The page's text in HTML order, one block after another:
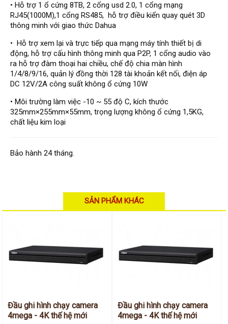
access control
Khóa điện tử VIRO
Khóa điện tử KBVISION
Access control Syris
Giải pháp
LẮP ĐẶT CAMERA TRỌN GÓI
BÁO ĐỘNG CHỐNG TRỘM
GIẢI PHÁP GIÁM SÁT RA VÀO
GIẢI PHÁP NHỎ TRỌN GÓI
Hỗ trợ kỹ thuật
Tài liệu kỹ thuật
Tin tức
• Hỗ trợ 1 ổ cứng 8TB, 2 cổng usd 2.0, 1 cổng mạng
RJ45(1000M),1 cổng RS485, hỗ trợ điều kiển quay quét 3D
thông minh với giao thức Dahua
• Hỗ trợ xem lại và trực tiếp qua mạng máy tính thiết bị di
động, hỗ trợ cấu hình thông minh qua P2P, 1 cổng audio vào
ra hỗ trợ đàm thoại hai chiều, chế độ chia màn hình
1/4/8/9/16, quản lý đồng thời 128 tài khoản kết nối, điện áp
DC 12V/2A công suất không ổ cứng 10W
• Môi trường làm việc -10 ~ 55 độ C, kích thước
325mm×255mm×55mm, trọng lượng không ổ cứng 1,5KG,
chất liệu kim loại
Bảo hành 24 tháng.
SẢN PHẨM KHÁC
Đầu ghi hình chạy camera
4mega - 4K thế hệ mới
Đầu ghi hình chạy camera
4mega - 4K thế hệ mới